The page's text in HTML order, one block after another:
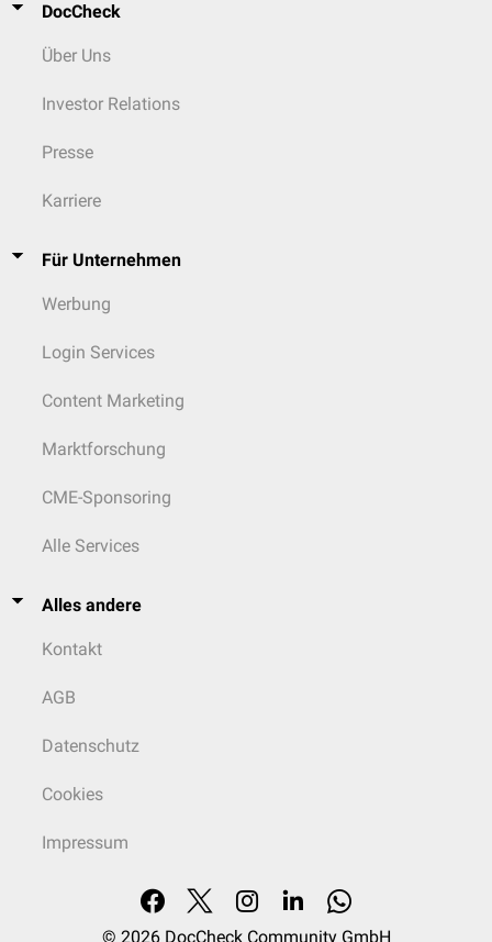
DocCheck
Über Uns
Investor Relations
Presse
Karriere
Für Unternehmen
Werbung
Login Services
Content Marketing
Marktforschung
CME-Sponsoring
Alle Services
Alles andere
Kontakt
AGB
Datenschutz
Cookies
Impressum
© 2026 DocCheck Community GmbH